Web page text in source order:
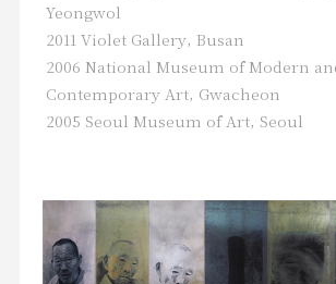
Yeongwol
2011 Violet Gallery, Busan
2006 National Museum of Modern
Contemporary Art, Gwacheon
2005 Seoul Museum of Art, Seoul